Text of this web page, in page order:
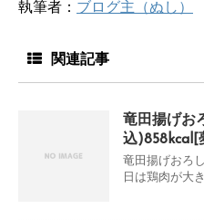
執筆者： ブログ主（ぬし）
関連記事
竜田揚げお
込)858kcal[
竜田揚げおろ
日は鶏肉が大